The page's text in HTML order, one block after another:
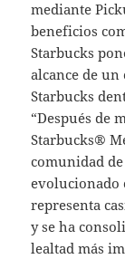
mediante
beneficios
Starbucks
alcance de
Starbucks
“Después de
Starbucks®
comunidad
evolucionado
representa
y se ha
lealtad más